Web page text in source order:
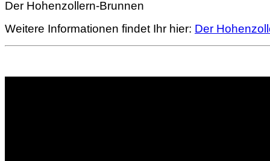
Der Hohenzollern-Brunnen
Weitere Informationen findet Ihr hier: Der